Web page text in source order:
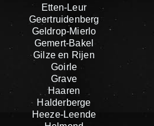
Etten-Leur
Geertruidenberg
Geldrop-Mierlo
Gemert-Bakel
Gilze en Rijen
Goirle
Grave
Haaren
Halderberge
Heeze-Leende